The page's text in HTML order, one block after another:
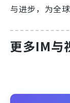
与进步，为全
更多IM与